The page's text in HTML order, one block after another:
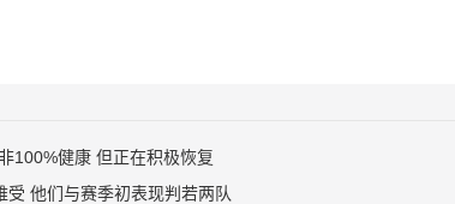
100%健康 但正在积极恢复
他们与赛季初表现判若两队